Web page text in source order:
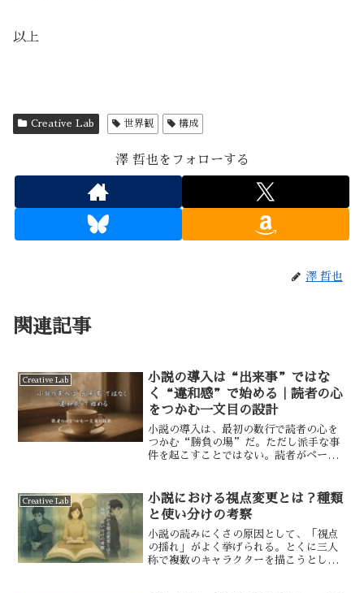
以上
Creative Lab 世界観 構成
澤 哲也をフォローする
澤 哲也
関連記事
Creative Lab
小説の導入は“出来事”ではな
く“違和感”で始める｜読者の心
をつかむ一文目の設計
小説の導入は、最初の数行で読者の心を
つかむ“勝負の場”だ。ただし派手な事
件を起こすことではない。読者がページ
今回は、導入の目的と効果的な設計方法
を考察していく。
Creative Lab
小説における視点変更とは？種類
と使い分けの考察
小説の読みにくさの原因として、「視点
の揺れ」がよく挙げられる。とくに三人
称で複数のキャラクターを描こうとした